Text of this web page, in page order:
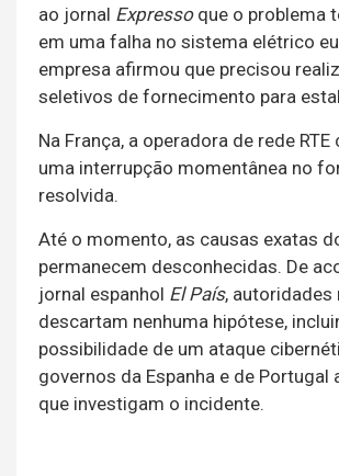
ao jornal Expressoque o problema
em uma falha no sistema elétrico
empresa afirmou que precisou
seletivos de fornecimento para
Na França, a operadora de rede
uma interrupção momentânea no
resolvida.
Até o momento, as causas exatas
permanecem desconhecidas. De
jornal espanhol El País, autoridades
descartam nenhuma hipótese,
possibilidade de um ataque
governos da Espanha e de Portugal
que investigam o incidente.